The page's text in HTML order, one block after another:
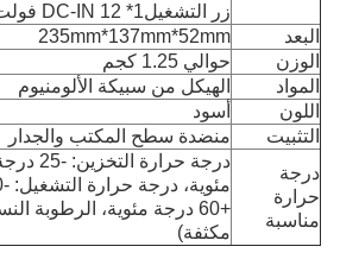
زر التشغيل1* DC-IN 12 فولت
البعد
235mm*137mm*52mm
الوزن
حوالي 1.25 كجم
المواد
الهيكل من سبيكة الألومنيوم
اللون
أسود
التثبيت
منضدة سطح المكتب والجدار
درجة
حرارة
مناسبة
مكثفة)